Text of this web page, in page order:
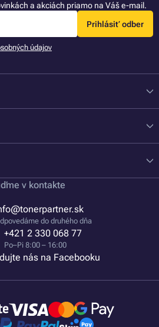
a akciách priamo na Váš e-mail.
Prihlásiť odber
údajov
v kontakte
do druhého dňa
+421 2 330 068 77
Po–Pi 8:00 – 16:00
nás na Facebooku